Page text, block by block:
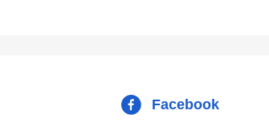
Facebook